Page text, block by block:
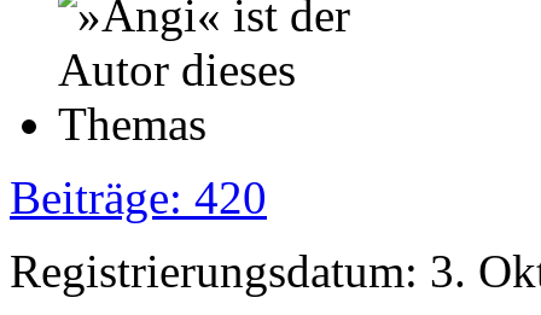
Beiträge: 420
Registrierungsdatum: 3.